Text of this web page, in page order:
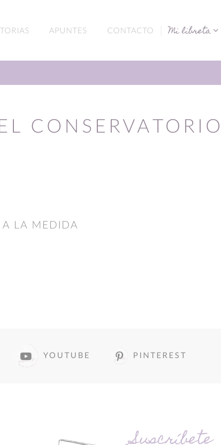
APUNTES CONTACTO Mi libreta
A LA MEDIDA
YOUTUBE PINTEREST